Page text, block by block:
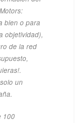
bien o para
objetividad),
de la red
un
100